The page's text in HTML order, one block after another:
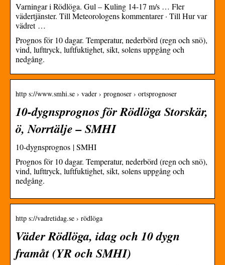
Varningar i Rödlöga. Gul – Kuling 14-17 m/s … Fler
vädertjänster. Till Meteorologens kommentarer · Till Hur var
vädret …
Prognos för 10 dagar. Temperatur, nederbörd (regn och snö),
vind, lufttryck, luftfuktighet, sikt, solens uppgång och
nedgång.
http s://www.smhi.se › vader › prognoser › ortsprognoser
10-dygnsprognos för Rödlöga Storskär,
ö, Norrtälje – SMHI
10-dygnsprognos | SMHI
Prognos för 10 dagar. Temperatur, nederbörd (regn och snö),
vind, lufttryck, luftfuktighet, sikt, solens uppgång och
nedgång.
http s://vadretidag.se › rödlöga
Väder Rödlöga, idag och 10 dygn
framåt (YR och SMHI)